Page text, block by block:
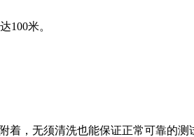
100米。
着，无须清洗也能保证正常可靠的测